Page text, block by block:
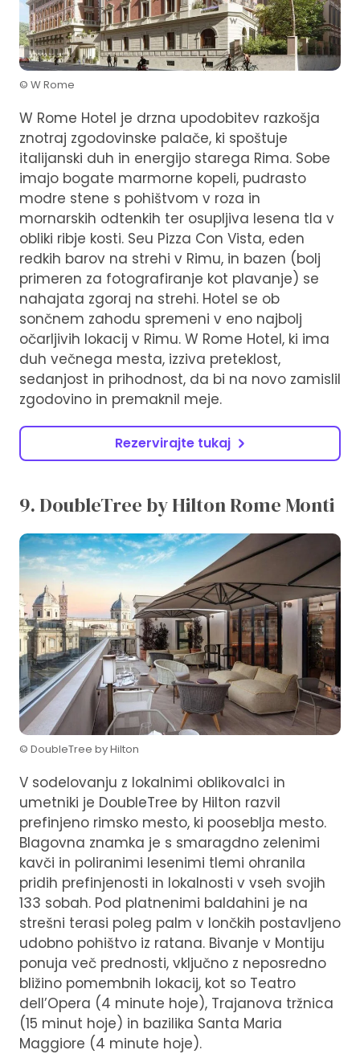
© W Rome
W Rome Hotel je drzna upodobitev razkošja
znotraj zgodovinske palače, ki spoštuje
italijanski duh in energijo starega Rima. Sobe
imajo bogate marmorne kopeli, pudrasto
modre stene s pohištvom v roza in
mornarskih odtenkih ter osupljiva lesena tla v
obliki ribje kosti. Seu Pizza Con Vista, eden
redkih barov na strehi v Rimu, in bazen (bolj
primeren za fotografiranje kot plavanje) se
nahajata zgoraj na strehi. Hotel se ob
sončnem zahodu spremeni v eno najbolj
očarljivih lokacij v Rimu. W Rome Hotel, ki ima
duh večnega mesta, izziva preteklost,
sedanjost in prihodnost, da bi na novo zamislil
zgodovino in premaknil meje.
Rezervirajte tukaj
9. DoubleTree by Hilton Rome Monti
© DoubleTree by Hilton
V sodelovanju z lokalnimi oblikovalci in
umetniki je DoubleTree by Hilton razvil
prefinjeno rimsko mesto, ki pooseblja mesto.
Blagovna znamka je s smaragdno zelenimi
kavči in poliranimi lesenimi tlemi ohranila
pridih prefinjenosti in lokalnosti v vseh svojih
133 sobah. Pod platnenimi baldahini je na
strešni terasi poleg palm v lončkih postavljeno
udobno pohištvo iz ratana. Bivanje v Montiju
ponuja več prednosti, vključno z neposredno
bližino pomembnih lokacij, kot so Teatro
dell’Opera (4 minute hoje), Trajanova tržnica
(15 minut hoje) in bazilika Santa Maria
Maggiore (4 minute hoje).